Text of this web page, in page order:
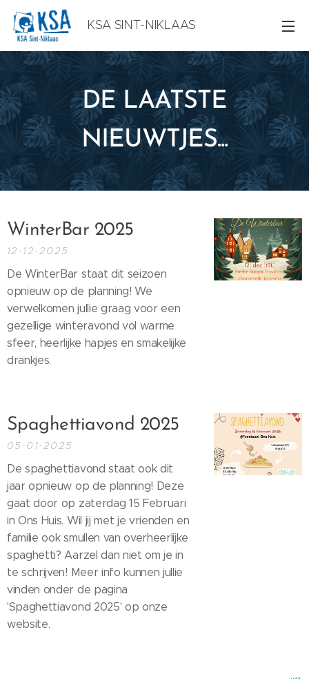
KSA SINT-NIKLAAS
DE LAATSTE
NIEUWTJES...
WinterBar 2025
12-12-2025
De WinterBar staat dit seizoen
opnieuw op de planning! We
verwelkomen jullie graag voor een
gezellige winteravond vol warme
sfeer, heerlijke hapjes en smakelijke
drankjes.
Spaghettiavond 2025
05-01-2025
De spaghettiavond staat ook dit
jaar opnieuw op de planning! Deze
gaat door op zaterdag 15 Februari
in Ons Huis. Wil jij met je vrienden en
familie ook smullen van overheerlijke
spaghetti? Aarzel dan niet om je in
te schrijven! Meer info kunnen jullie
vinden onder de pagina
'Spaghettiavond 2025' op onze
website.